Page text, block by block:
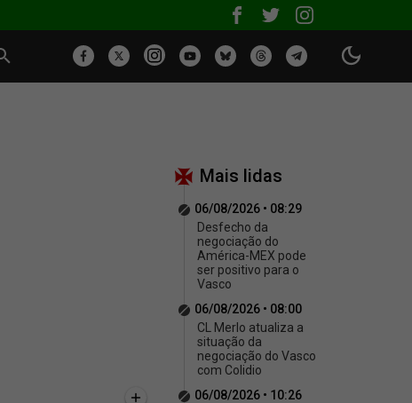
Mais lidas
06/08/2026 • 08:29
Desfecho da
negociação do
América-MEX pode
ser positivo para o
Vasco
06/08/2026 • 08:00
CL Merlo atualiza a
situação da
negociação do Vasco
com Colidio
06/08/2026 • 10:26